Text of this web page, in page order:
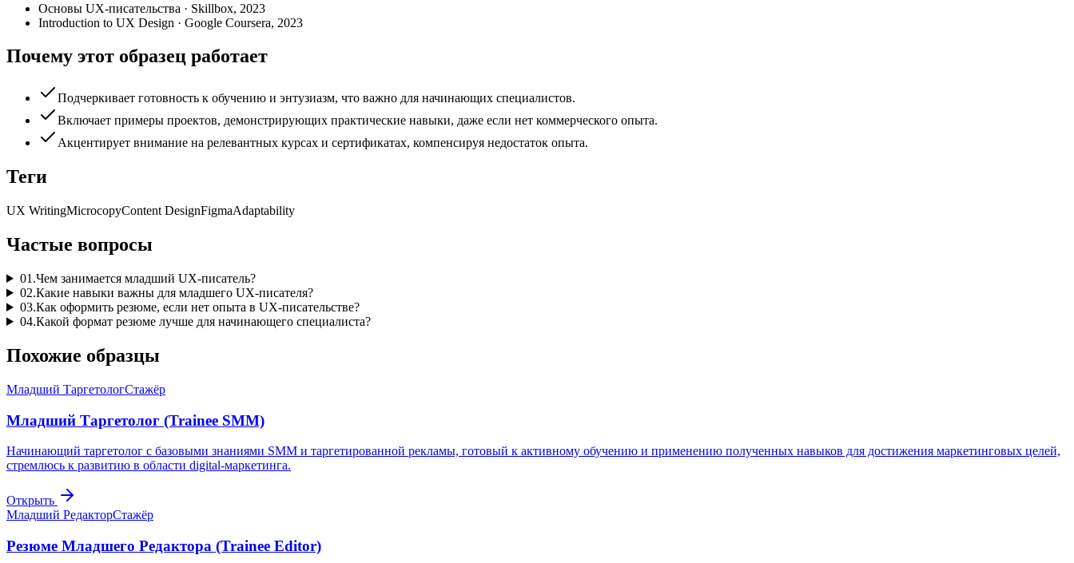
Основы UX-писательства · Skillbox, 2023
Introduction to UX Design · Google Coursera, 2023
Почему этот образец работает
Подчеркивает готовность к обучению и энтузиазм, что важно для начинающих специалистов.
Включает примеры проектов, демонстрирующих практические навыки, даже если нет коммерческого опыта.
Акцентирует внимание на релевантных курсах и сертификатах, компенсируя недостаток опыта.
Теги
UX WritingMicrocopyContent DesignFigmaAdaptability
Частые вопросы
01 .Чем занимается младший UX-писатель?
02.Какие навыки важны для младшего UX-писателя?
03.Как оформить резюме, если нет опыта в UX-писательстве?
04.Какой формат резюме лучше для начинающего специалиста?
Похожие образцы
Младший ТаргетологСтажёр
Младший Таргетолог (Trainee SMM)
Начинающий таргетолог с базовыми знаниями SMM и таргетированной рекламы, готовый к активному обучению и применению полученных навыков для достижения маркетинговых целей,
стремлюсь к развитию в области digital-маркетинга.
Открыть
Младший РедакторСтажёр
Резюме Младшего Редактора (Trainee Editor)